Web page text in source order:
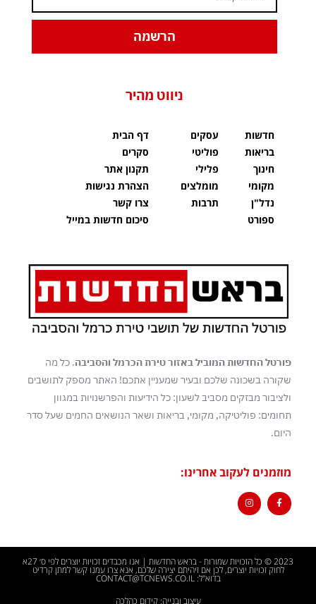
הרשמה
ניווט מהיר
חדשות
בריאות
חינוך
מקומי
נדל"ן
ספורט
עסקים
פוליטי
פלילי
מומלצים
תרבות
דף הבית
סקרים
תקנון אתר
הצהרת נגישות
צרו קשר
סיכום חדשות במייל
פורטל החדשות המוביל באזור טירת הכרמל והסביבה. כל מה
שקורה בשכונה שלכם ובעיר שמעניין אתכם! האתר מספק לתושבים
ולציבור מבזקים מסביב לשעון: כל הידיעות והפרשנויות במגוון
תחומים: פוליטיקה, מקומי, בריאות ושאר הנושאים החמים שעל סדר
היום.
מוזמנים לעקוב אחרינו:
2023 © כל הזכויות שמורות - בראש החדשות | אנו מכבדים זכויות יוצרים לפי ס׳ 27א
לחוק זכויות יוצרים, לכן אם זיהיתם יצירה שלכם, אנא צרו עמנו קשר למתן קרדיט
בדוא"ל: CONTACT@TCNEWS.CO.IL
עיצוב ובנייה: קידום כהלכה